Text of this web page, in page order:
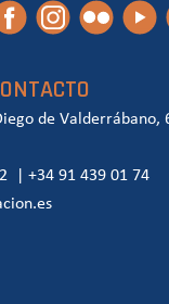
de Valderrábano,
+34 91 439 01 74